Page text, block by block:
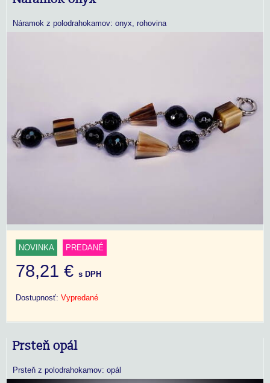
Náramok z polodrahokamov: onyx, rohovina
NOVINKA PREDANÉ
78,21 € s DPH
Dostupnosť: Vypredané
Prsteň opál
Prsteň z polodrahokamov: opál